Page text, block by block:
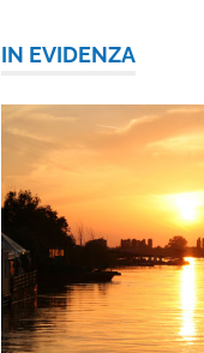
IN EVIDENZA